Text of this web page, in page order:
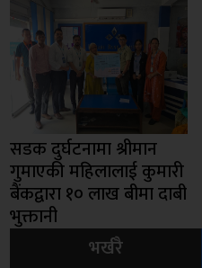
सडक दुर्घटनामा श्रीमान
गुमाएकी महिलालाई कुमारी
बैंकद्वारा १० लाख बीमा दाबी
भुक्तानी
भर्खरै